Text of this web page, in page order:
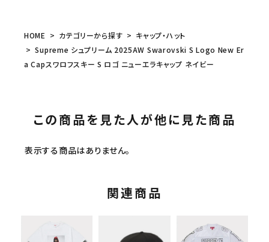
HOME カテゴリーから探す
キャップ・ハット
Supreme シュプリーム 2025AW Swarovski S Logo New Er
a Capスワロフスキー S ロゴ ニューエラキャップ ネイビー
この商品を見た人が他に見た商品
表示する商品はありません。
関連商品